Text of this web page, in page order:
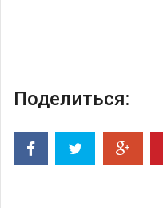
Поделиться: